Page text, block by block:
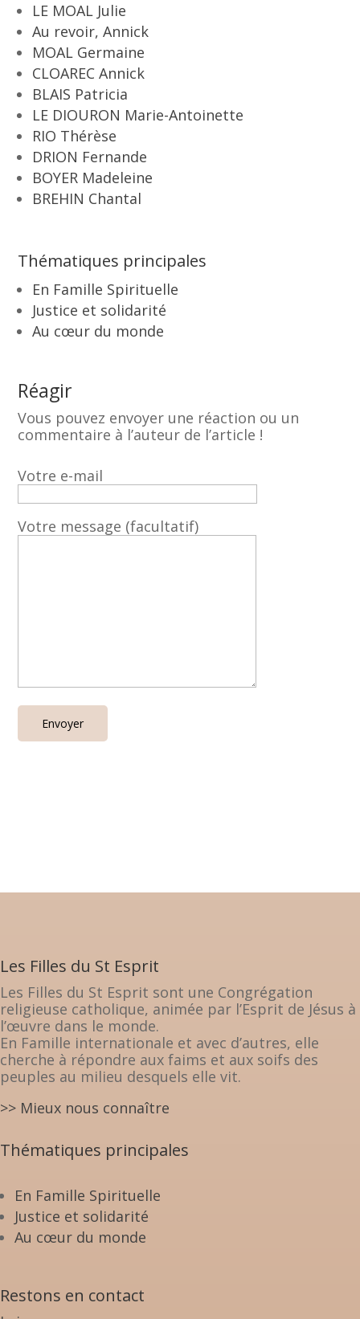
LE MOAL Julie
Au revoir, Annick
MOAL Germaine
CLOAREC Annick
BLAIS Patricia
LE DIOURON Marie-Antoinette
RIO Thérèse
DRION Fernande
BOYER Madeleine
BREHIN Chantal
Thématiques principales
En Famille Spirituelle
Justice et solidarité
Au cœur du monde
Réagir
Vous pouvez envoyer une réaction ou un
commentaire à l’auteur de l’article !
Votre e-mail
Votre message (facultatif)
Les Filles du St Esprit
Les Filles du St Esprit sont une Congrégation
religieuse catholique, animée par l’Esprit de Jésus à
l’œuvre dans le monde.
En Famille internationale et avec d’autres, elle
cherche à répondre aux faims et aux soifs des
peuples au milieu desquels elle vit.
>> Mieux nous connaître
Thématiques principales
En Famille Spirituelle
Justice et solidarité
Au cœur du monde
Restons en contact